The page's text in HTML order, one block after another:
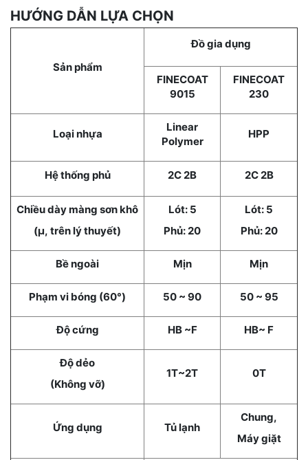
HƯỚNG DẪN LỰA CHỌN
Sản phẩm
Đồ gia dụng
FINECOAT
9015
FINECOAT
230
Loại nhựa
Linear
Polymer
HPP
Hệ thống phủ 2C 2B 2C 2B
Chiều dày màng sơn khô
(μ, trên lý thuyết)
Lót: 5
Phủ: 20
Lót: 5
Phủ: 20
Bề ngoài Mịn Mịn
Phạm vi bóng (60°) 50 ~ 90 50 ~ 95
Độ cứng HB ~F HB~ F
Độ dẻo
(Không vỡ)
1T~2T 0T
Ứng dụng Tủ lạnh
Chung,
Máy giặt